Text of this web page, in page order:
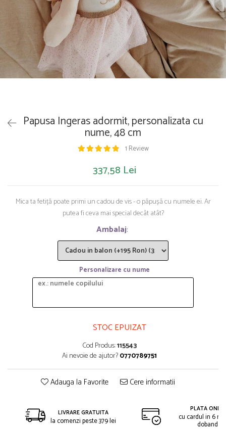
Papusi si accesorii
Trenulete si masinute
Unelte si bancuri de lucru
Papusa Ingeras adormit, personalizata cu
nume, 48 cm
1 Review
337,58 Lei
Mica ta fetiță poate primi un cadou de vis - o păpușă cu numele ei. Ar
putea fi ceva mai special decât atât?
Ambalaj:
Personalizare cu nume
STOC EPUIZAT
Cod Produs:115543
Ai nevoie de ajutor?0770789751
Adauga la Favorite Cere informatii
LIVRARE GRATUITA
la comenzi peste 379 lei
PLATA
cu cardul in 6
dobanda